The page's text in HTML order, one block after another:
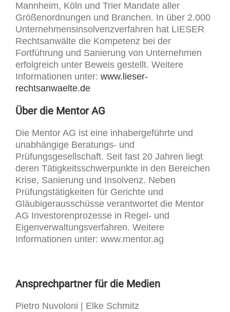
Mannheim, Köln und Trier Mandate aller
Größenordnungen und Branchen. In über 2.000
Unternehmensinsolvenzverfahren hat LIESER
Rechtsanwälte die Kompetenz bei der
Fortführung und Sanierung von Unternehmen
erfolgreich unter Beweis gestellt. Weitere
Informationen unter: www.lieser-
rechtsanwaelte.de
Über die Mentor AG
Die Mentor AG ist eine inhabergeführte und
unabhängige Beratungs- und
Prüfungsgesellschaft. Seit fast 20 Jahren liegt
deren Tätigkeitsschwerpunkte in den Bereichen
Krise, Sanierung und Insolvenz. Neben
Prüfungstätigkeiten für Gerichte und
Gläubigerausschüsse verantwortet die Mentor
AG Investorenprozesse in Regel- und
Eigenverwaltungsverfahren. Weitere
Informationen unter: www.mentor.ag
Ansprechpartner für die Medien
Pietro Nuvoloni | Elke Schmitz